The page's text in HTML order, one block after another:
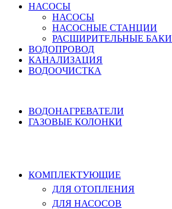
НАСОСЫ
НАСОСЫ
НАСОСНЫЕ СТАНЦИИ
РАСШИРИТЕЛЬНЫЕ БАКИ
ВОДОПРОВОД
КАНАЛИЗАЦИЯ
ВОДООЧИСТКА
ВОДОНАГРЕВАТЕЛИ
ГАЗОВЫЕ КОЛОНКИ
КОМПЛЕКТУЮЩИЕ
ДЛЯ ОТОПЛЕНИЯ
ДЛЯ НАСОСОВ